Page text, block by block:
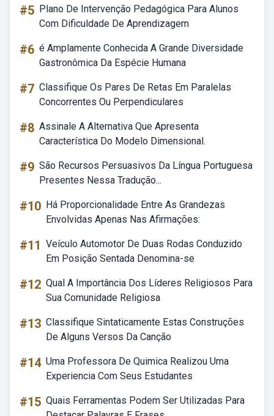
#5 Plano De Intervenção Pedagógica Para Alunos
Com Dificuldade De Aprendizagem
#6 é Amplamente Conhecida A Grande Diversidade
Gastronômica Da Espécie Humana
#7 Classifique Os Pares De Retas Em Paralelas
Concorrentes Ou Perpendiculares
#8 Assinale A Alternativa Que Apresenta
Característica Do Modelo Dimensional.
#9 São Recursos Persuasivos Da Língua Portuguesa
Presentes Nessa Tradução...
#10 Há Proporcionalidade Entre As Grandezas
Envolvidas Apenas Nas Afirmações:
#11 Veículo Automotor De Duas Rodas Conduzido
Em Posição Sentada Denomina-se
#12 Qual A Importância Dos Líderes Religiosos Para
Sua Comunidade Religiosa
#13 Classifique Sintaticamente Estas Construções
De Alguns Versos Da Canção
#14 Uma Professora De Quimica Realizou Uma
Experiencia Com Seus Estudantes
#15 Quais Ferramentas Podem Ser Utilizadas Para